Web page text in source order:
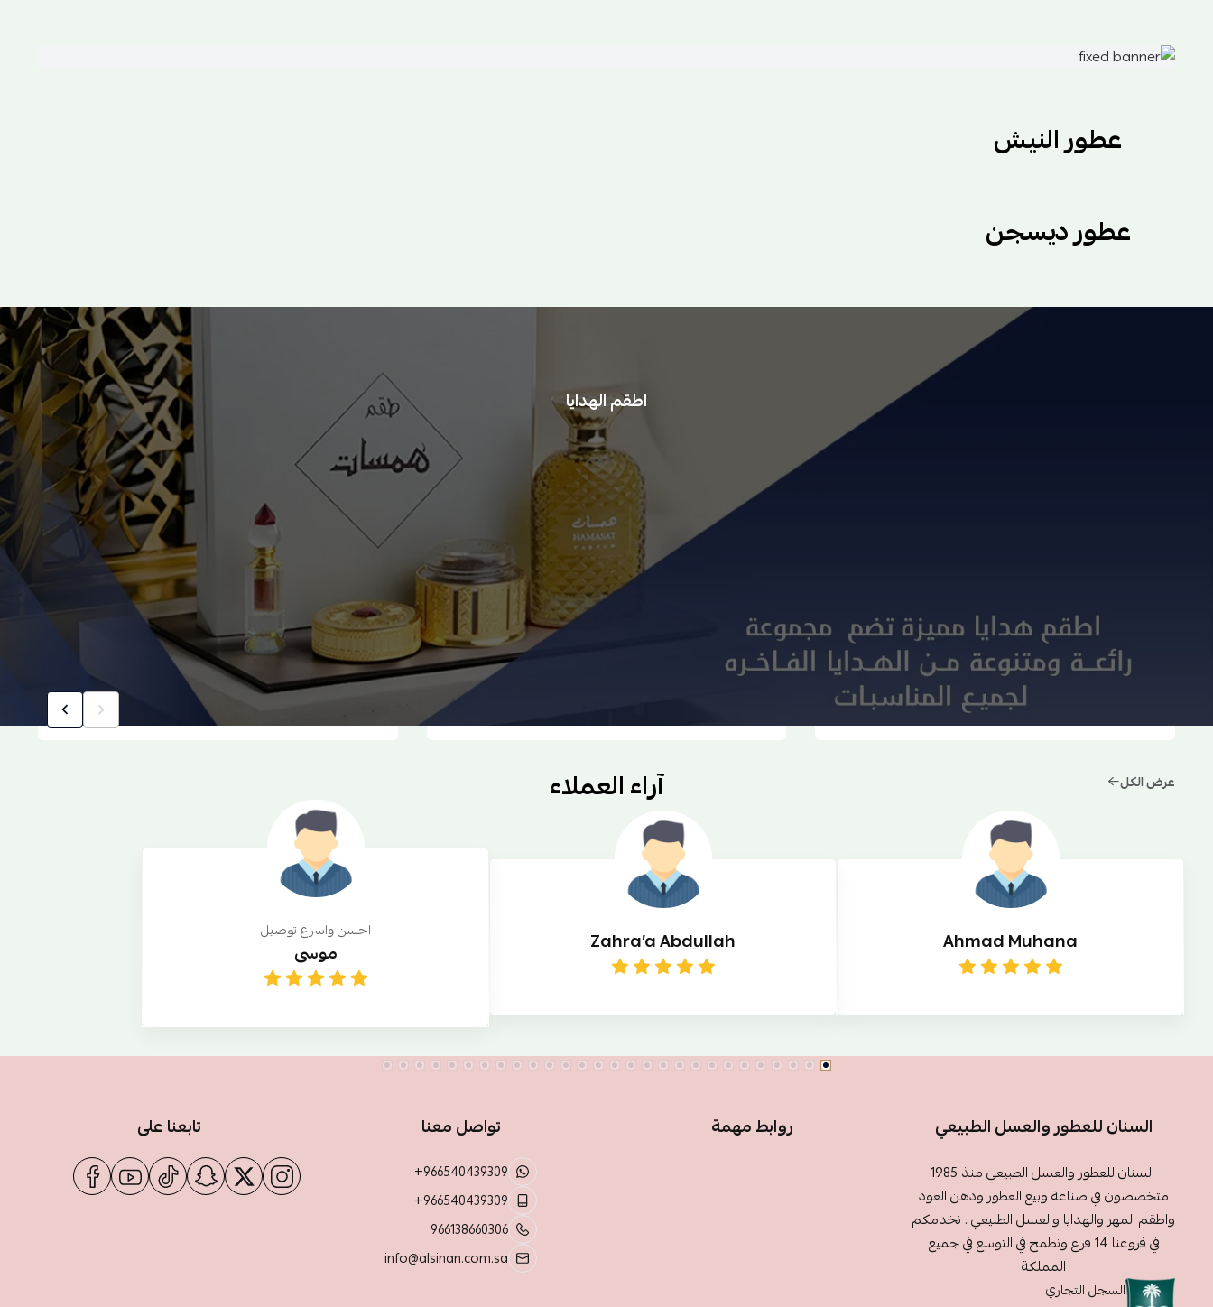
عطور النيش
عطور ديسجن
اطقم الهدايا
منتجات مضمونة
جودة عالية وضمان على المنتج
مدفوعات أمنة
استمتع بتجربة آمنة وخصوصية تامة
آراء العملاء عرض الكل
Ahmad Muhana
Zahra’a Abdullah احسن واسرع توصيل
موسى
السنان للعطور والعسل الطبيعي
السنان للعطور والعسل الطبيعي منذ 1985
متخصصون في صناعة وبيع العطور ودهن العود
واطقم المهر والهدايا والعسل الطبيعي . نخدمكم
في فروعنا 14 فرع ونطمح في التوسع في جميع
المملكة
السجل التجاري
روابط مهمة تواصل معنا
+966540439309
+966540439309
966138660306
info@alsinan.com.sa
تابعنا على